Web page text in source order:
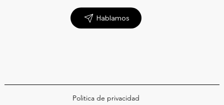
Politica de privacidad
Hablamos